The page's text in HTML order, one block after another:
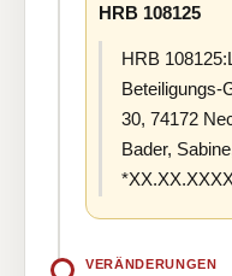
HRB 108125
HRB
Beteiligungs-
30, 74172
Bader,
VERÄNDERUNGEN